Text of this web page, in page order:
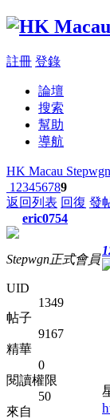
註冊 登錄
論壇
搜索
幫助
導航
HK Macau
1 23456789
返回列表 回復 發
eric0754
Stepwgn正式會員
UID
1349
帖子
9167
精華
0
閱讀權限
50
來自